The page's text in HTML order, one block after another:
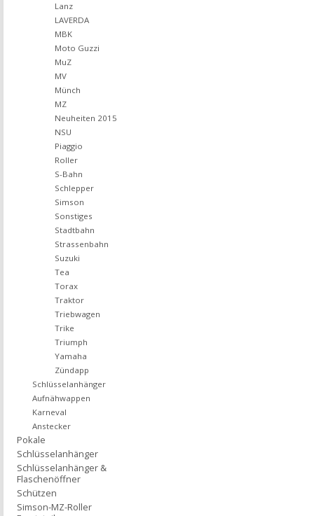
Lanz
LAVERDA
MBK
Moto Guzzi
MuZ
MV
Münch
MZ
Neuheiten 2015
NSU
Piaggio
Roller
S-Bahn
Schlepper
Simson
Sonstiges
Stadtbahn
Strassenbahn
Suzuki
Tea
Torax
Traktor
Triebwagen
Trike
Triumph
Yamaha
Zündapp
Schlüsselanhänger
Aufnähwappen
Karneval
Anstecker
Pokale
Schlüsselanhänger
Schlüsselanhänger &
Flaschenöffner
Schützen
Simson-MZ-Roller